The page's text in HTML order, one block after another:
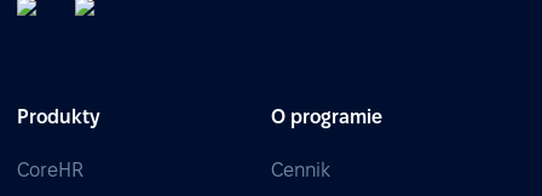
Produkty
CoreHR
O programie
Cennik